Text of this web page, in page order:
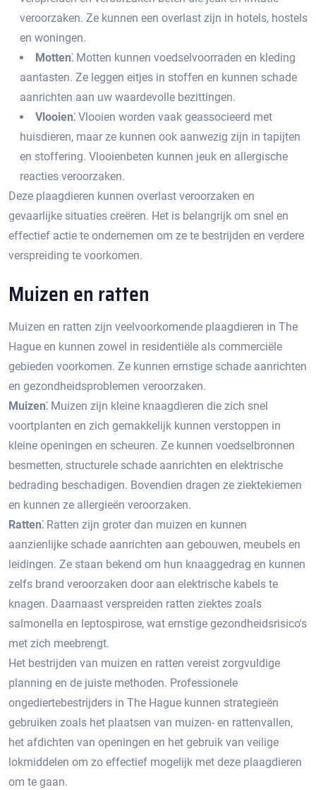
veroorzaken.​ Ze kunnen een overlast zijn in hotels, hostels
en woningen.​
Motten⁚ Motten kunnen voedselvoorraden en kleding
aantasten.​ Ze leggen eitjes in stoffen en kunnen schade
aanrichten aan uw waardevolle bezittingen.​
Vlooien⁚ Vlooien worden vaak geassocieerd met
huisdieren, maar ze kunnen ook aanwezig zijn in tapijten
en stoffering.​ Vlooienbeten kunnen jeuk en allergische
reacties veroorzaken.​
Deze plaagdieren kunnen overlast veroorzaken en
gevaarlijke situaties creëren.​ Het is belangrijk om snel en
effectief actie te ondernemen om ze te bestrijden en verdere
verspreiding te voorkomen.
Muizen en ratten
Muizen en ratten zijn veelvoorkomende plaagdieren in The
Hague en kunnen zowel in residentiële als commerciële
gebieden voorkomen. Ze kunnen ernstige schade aanrichten
en gezondheidsproblemen veroorzaken.
Muizen⁚ Muizen zijn kleine knaagdieren die zich snel
voortplanten en zich gemakkelijk kunnen verstoppen in
kleine openingen en scheuren.​ Ze kunnen voedselbronnen
besmetten, structurele schade aanrichten en elektrische
bedrading beschadigen.​ Bovendien dragen ze ziektekiemen
en kunnen ze allergieën veroorzaken.​
Ratten⁚ Ratten zijn groter dan muizen en kunnen
aanzienlijke schade aanrichten aan gebouwen, meubels en
leidingen.​ Ze staan bekend om hun knaaggedrag en kunnen
zelfs brand veroorzaken door aan elektrische kabels te
knagen.​ Daarnaast verspreiden ratten ziektes zoals
salmonella en leptospirose, wat ernstige gezondheidsrisico's
met zich meebrengt.​
Het bestrijden van muizen en ratten vereist zorgvuldige
planning en de juiste methoden.​ Professionele
ongediertebestrijders in The Hague kunnen strategieën
gebruiken zoals het plaatsen van muizen- en rattenvallen,
het afdichten van openingen en het gebruik van veilige
lokmiddelen om zo effectief mogelijk met deze plaagdieren
om te gaan.​